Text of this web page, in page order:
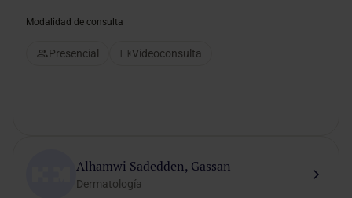
Modalidad de consulta
Presencial Videoconsulta
Alhamwi Sadedden, Gassan
Dermatología